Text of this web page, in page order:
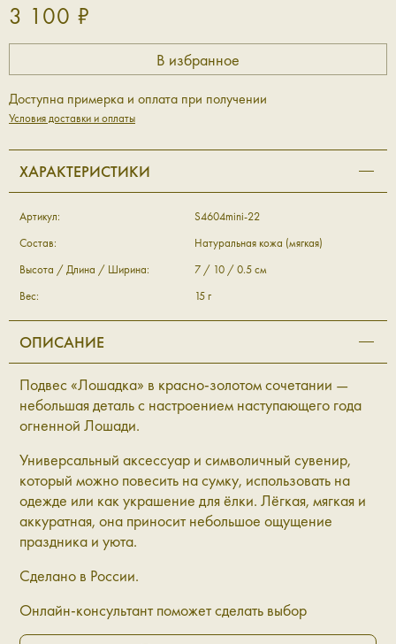
3 100 ₽
Доступна примерка и оплата при получении
Условия доставки и оплаты
ХАРАКТЕРИСТИКИ
Артикул:
S4604mini-22
Состав:
Натуральная кожа (мягкая)
Высота / Длина / Ширина:
7 / 10 / 0.5 см
Вес:
15 г
ОПИСАНИЕ
Подвес«Лошадка» в красно-золотом сочетании —
небольшая деталь с настроением наступающего года
огненной Лошади.
Универсальный аксессуар и символичный сувенир,
который можно повесить на сумку, использовать на
одежде или как украшение для ёлки. Лёгкая, мягкая и
аккуратная, она приносит небольшое ощущение
праздника и уюта.
Сделано в России.
Онлайн-консультант поможет сделать выбор